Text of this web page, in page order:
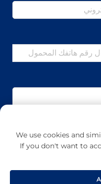
We use cookies and
If you don't want to